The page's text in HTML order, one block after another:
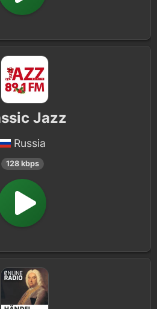
Jazz
Russia
128 kbps